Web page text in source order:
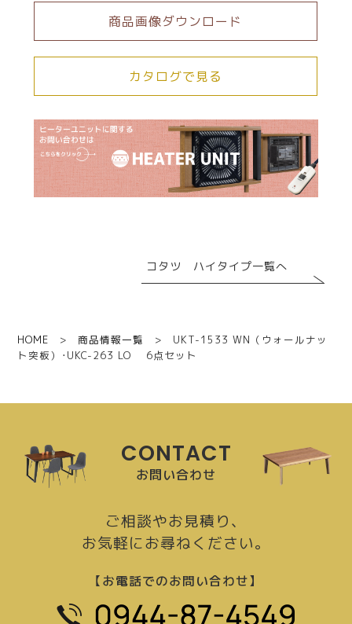
商品画像ダウンロード
カタログで見る
コタツ ハイタイプ一覧へ
HOME >商品情報一覧
> UKT-1533 WN（ウォールナッ
ト突板）･UKC-263 LO 6点セット
CONTACT
お問い合わせ
ご相談やお見積り、
お気軽にお尋ねください。
【お電話でのお問い合わせ】